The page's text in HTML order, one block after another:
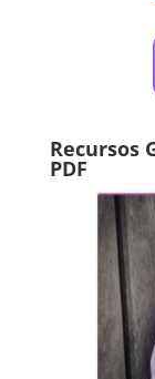
Recursos
PDF